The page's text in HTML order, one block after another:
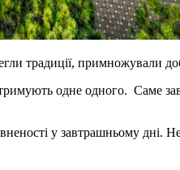
традиції, примножували
одне одного. Саме
у завтрашньому дні.